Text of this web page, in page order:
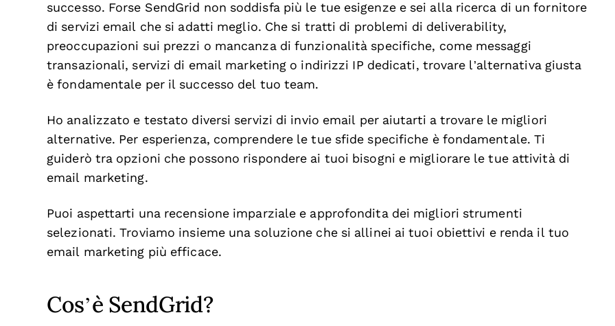
successo. Forse SendGrid non soddisfa più le tue esigenze e sei alla ricerca di un fornitore
di servizi email che si adatti meglio. Che si tratti di problemi di deliverability,
preoccupazioni sui prezzi o mancanza di funzionalità specifiche, come messaggi
transazionali, servizi di email marketing o indirizzi IP dedicati, trovare l’alternativa giusta
è fondamentale per il successo del tuo team.
Ho analizzato e testato diversi servizi di invio email per aiutarti a trovare le migliori
alternative. Per esperienza, comprendere le tue sfide specifiche è fondamentale. Ti
guiderò tra opzioni che possono rispondere ai tuoi bisogni e migliorare le tue attività di
email marketing.
Puoi aspettarti una recensione imparziale e approfondita dei migliori strumenti
selezionati. Troviamo insieme una soluzione che si allinei ai tuoi obiettivi e renda il tuo
email marketing più efficace.
Cos’è SendGrid?